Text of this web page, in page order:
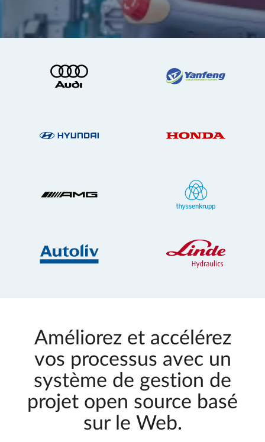
Améliorez et accélérez
vos processus avec un
système de gestion de
projet open source basé
sur le Web.